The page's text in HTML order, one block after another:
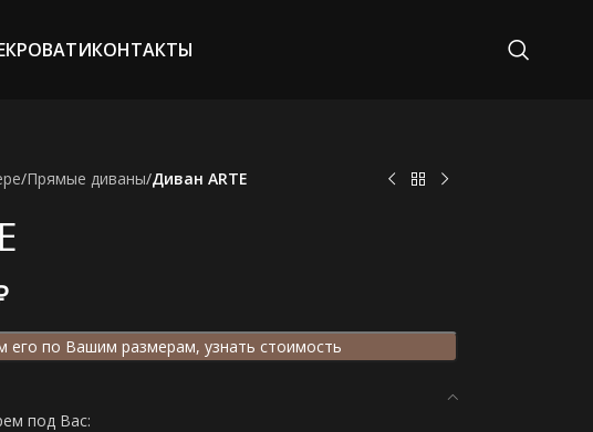
КРОВАТИКОНТАКТЫ
/Прямые диваны/Диван ARTE
его по Вашим размерам, узнать стоимость
под Вас: